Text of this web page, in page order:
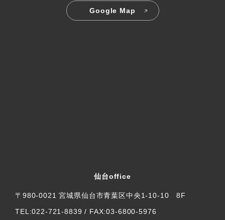
Google Map
仙台office
〒980-0021 宮城県仙台市青葉区中央1-10-10 8F
TEL:022-721-8839 / FAX:03-6800-5976